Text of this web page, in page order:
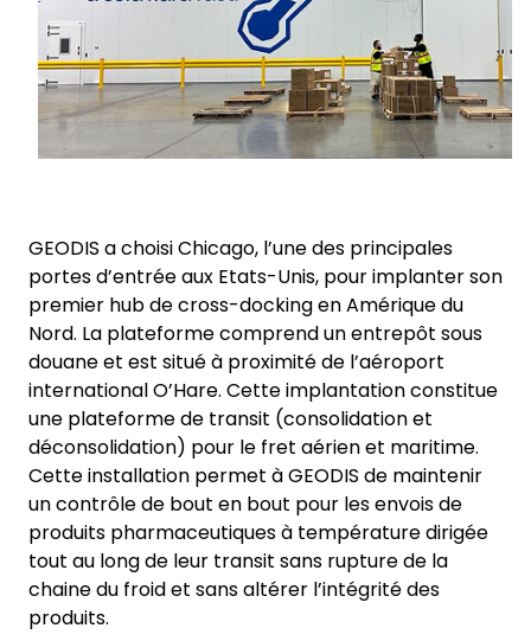
GEODIS a choisi Chicago, l’une des principales
portes d’entrée aux Etats-Unis, pour implanter son
premier hub de cross-docking en Amérique du
Nord. La plateforme comprend un entrepôt sous
douane et est situé à proximité de l’aéroport
international O’Hare. Cette implantation constitue
une plateforme de transit (consolidation et
déconsolidation) pour le fret aérien et maritime.
Cette installation permet à GEODIS de maintenir
un contrôle de bout en bout pour les envois de
produits pharmaceutiques à température dirigée
tout au long de leur transit sans rupture de la
chaine du froid et sans altérer l’intégrité des
produits.